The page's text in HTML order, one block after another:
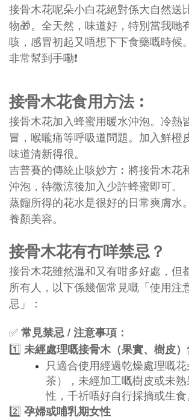
接骨木花呢朵小白花絕對係大自然送
物🎁。全天然，味道好，特別當我哋
咳，感冒初起又唔想下下食藥嘅時候
非常幫到手嘞❗
接骨木花食用方法︰
接骨木花加入蜂蜜用暖水沖泡。冷熱
冒，喉嚨痛等呼吸道問題。加入鮮橙
味道清新得很。
吉普賽的傳統止咳妙方︰將接骨木花
沖泡，待微涼後加入少許蜂蜜即可。
蒸餾所得的花水是很好的日常爽膚水
養顏美容。
接骨木花有冇咩禁忌？
接骨木花雖然溫和又有咁多好處，但
所有人，以下係幾個常見嘅「使用注
忌」：
✅常見禁忌 / 注意事項：
1️⃣ 未經處理嘅接骨木（果實、樹皮
只適合使用經過乾燥處理嘅
茶），未經加工嘅樹皮或未
性，千祈唔好自行採摘或生食
2️⃣ 孕婦或哺乳期女性